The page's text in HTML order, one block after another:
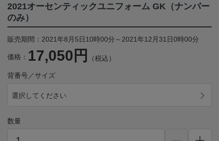
2021オーセンティックユニフォーム GK（ナンバー
のみ）
販売期間：2021年8月5日10時00分～2021年12月31日0時00分
価格： 17,050円 （税込）
背番号／サイズ
選択してください
数量